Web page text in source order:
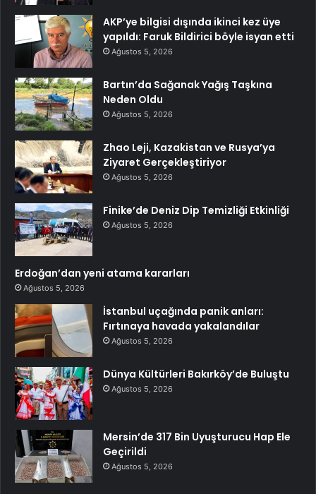
AKP’ye bilgisi dışında ikinci kez üye
yapıldı: Faruk Bildirici böyle isyan etti
Ağustos 5, 2026
Bartın’da Sağanak Yağış Taşkına
Neden Oldu
Ağustos 5, 2026
Zhao Leji, Kazakistan ve Rusya’ya
Ziyaret Gerçekleştiriyor
Ağustos 5, 2026
Finike’de Deniz Dip Temizliği Etkinliği
Ağustos 5, 2026
Erdoğan’dan yeni atama kararları
Ağustos 5, 2026
İstanbul uçağında panik anları:
Fırtınaya havada yakalandılar
Ağustos 5, 2026
Dünya Kültürleri Bakırköy’de Buluştu
Ağustos 5, 2026
Mersin’de 317 Bin Uyuşturucu Hap Ele
Geçirildi
Ağustos 5, 2026